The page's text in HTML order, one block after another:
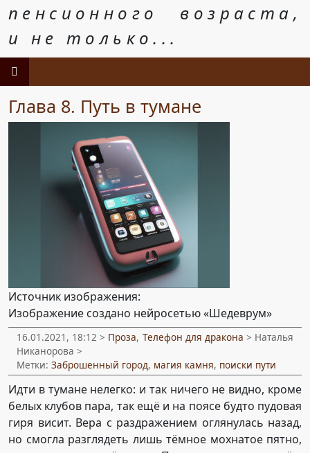
пенсионного возраста,
и не только...
Глава 8. Путь в тумане
Источник изображения:
Изображение создано нейросетью «Шедеврум»
16.01.2021, 18:12 > Проза, Телефон для дракона > Наталья
Никанорова >
Метки: Заброшенный город, магия камня, поиски пути
Идти в тумане нелегко: и так ничего не видно, кроме
белых клубов пара, так ещё и на поясе будто пудовая
гиря висит. Вера с раздражением оглянулась назад,
но смогла разглядеть лишь тёмное мохнатое пятно,